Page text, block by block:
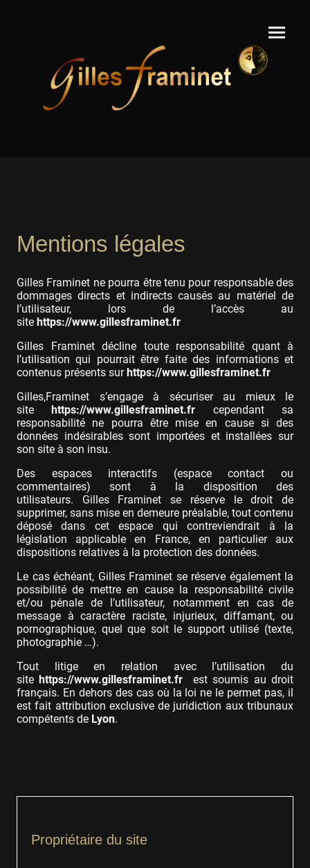
Mentions légales
Gilles Framinet ne pourra être tenu pour responsable des
dommages directs et indirects causés au matériel de
l’utilisateur, lors de l’accès au
site https://www.gillesframinet.fr
Gilles Framinet décline toute responsabilité quant à
l’utilisation qui pourrait être faite des informations et
contenus présents sur https://www.gillesframinet.fr
Gilles,Framinet s’engage à sécuriser au mieux le
site
https://www.gillesframinet.fr cependant sa
responsabilité ne pourra être mise en cause si des
données indésirables sont importées et installées sur
son site à son insu.
Des espaces interactifs (espace contact ou
commentaires) sont à la disposition des
utilisateurs. Gilles Framinet se réserve le droit de
supprimer, sans mise en demeure préalable, tout contenu
déposé dans cet espace qui contreviendrait à la
législation applicable en France, en particulier aux
dispositions relatives à la protection des données.
Le cas échéant, Gilles Framinet se réserve également la
possibilité de mettre en cause la responsabilité civile
et/ou pénale de l’utilisateur, notamment en cas de
message à caractère raciste, injurieux, diffamant, ou
pornographique, quel que soit le support utilisé (texte,
photographie …).
Tout litige en relation avec l’utilisation du
site https://www.gillesframinet.fr
est soumis au droit
français. En dehors des cas où la loi ne le permet pas, il
est fait attribution exclusive de juridiction aux tribunaux
compétents de Lyon.
Propriétaire du site